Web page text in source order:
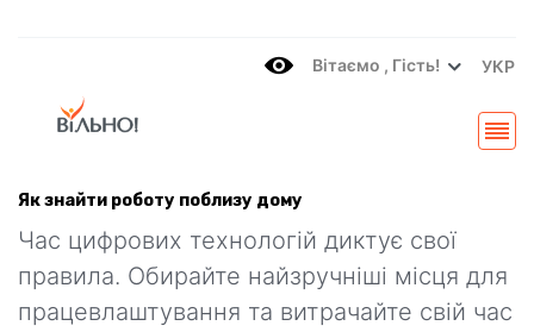
Вітаємo , Гість! УКР
Як знайти роботу поблизу дому
Час цифрових технологій диктує свої
правила. Обирайте найзручніші місця для
працевлаштування та витрачайте свій час